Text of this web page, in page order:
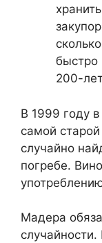
быстро
200-
В 1999 году
самой
случайно
погребе.
Мадера